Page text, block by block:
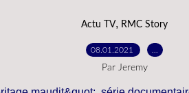
Actu TV, RMC Story
08.01.2021
Par Jeremy